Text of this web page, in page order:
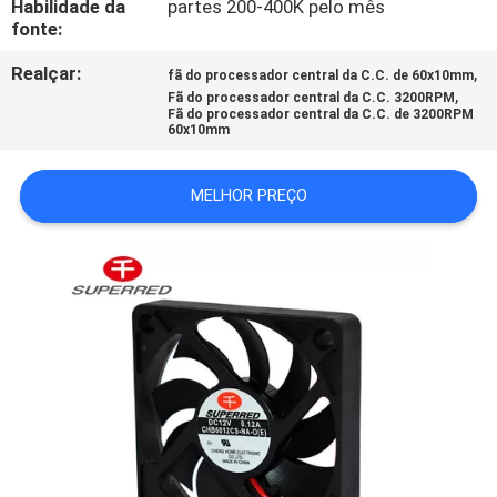
UMAS
CITAÇÕES
Habilidade da
fonte:
partes 200-400K pelo mês
Realçar: fã do processador central da C.C. de 60x10mm,
Fã do processador central da C.C. 3200RPM ,
Fã do processador central da C.C. de 3200RPM
60x10mm
MELHOR PREÇO